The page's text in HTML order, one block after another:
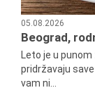
05.08.2026
Beograd,
Leto je u
pridržavaju
vam ni...